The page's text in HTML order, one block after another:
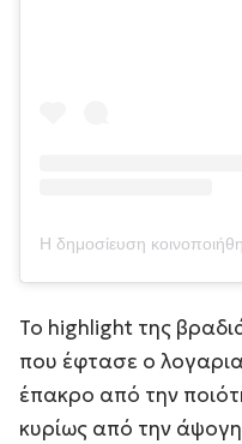
Το highlight της
που έφτασε ο
έπακρο από την
κυρίως από την άψογη